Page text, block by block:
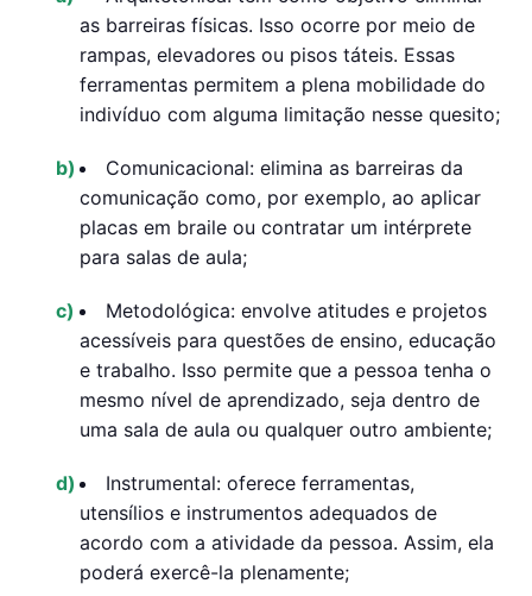
as barreiras físicas. Isso ocorre por meio de
rampas, elevadores ou pisos táteis. Essas
ferramentas permitem a plena mobilidade do
indivíduo com alguma limitação nesse quesito;
Comunicacional: elimina as barreiras da
comunicação como, por exemplo, ao aplicar
placas em braile ou contratar um intérprete
para salas de aula;
Metodológica: envolve atitudes e projetos
acessíveis para questões de ensino, educação
e trabalho. Isso permite que a pessoa tenha o
mesmo nível de aprendizado, seja dentro de
uma sala de aula ou qualquer outro ambiente;
Instrumental: oferece ferramentas,
utensílios e instrumentos adequados de
acordo com a atividade da pessoa. Assim, ela
poderá exercê-la plenamente;